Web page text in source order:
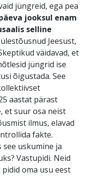
jüngreid, ega pea
jooksul enam
selline
Jeesust,
väidavad, et
jüngrid ise
õigustada. See
aastat pärast
et suur osa neist
ilmus, elavad
fakte.
see uskumine ja
Vastupidi. Neid
oma usu eest